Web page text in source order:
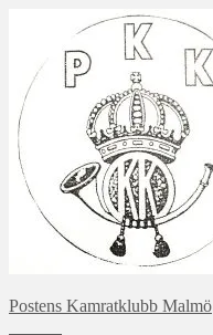
Postens Kamratklubb Malmö